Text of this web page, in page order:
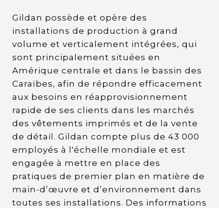
Gildan possède et opère des
installations de production à grand
volume et verticalement intégrées, qui
sont principalement situées en
Amérique centrale et dans le bassin des
Caraïbes, afin de répondre efficacement
aux besoins en réapprovisionnement
rapide de ses clients dans les marchés
des vêtements imprimés et de la vente
de détail. Gildan compte plus de 43 000
employés à l'échelle mondiale et est
engagée à mettre en place des
pratiques de premier plan en matière de
main-d’œuvre et d’environnement dans
toutes ses installations. Des informations